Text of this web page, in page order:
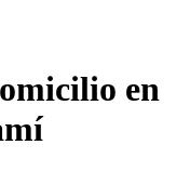
en